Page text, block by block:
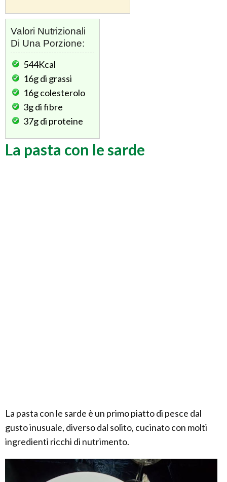
Valori Nutrizionali
Di Una Porzione:
544Kcal
16gdi grassi
16gcolesterolo
3gdi fibre
37gdi proteine
La pasta con le sarde
La pasta con le sarde è un primo piatto di pesce dal
gusto inusuale, diverso dal solito, cucinato con molti
ingredienti ricchi di nutrimento.